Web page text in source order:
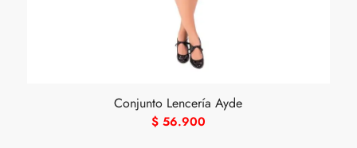
Conjunto Lencería Ayde
$56.900